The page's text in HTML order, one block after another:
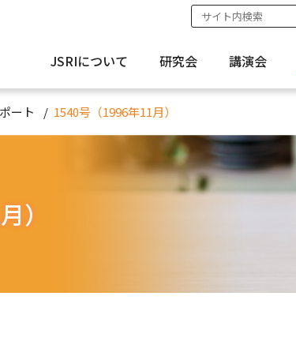
JSRIについて 研究会 講演会
ート 1540号（1996年11月）
）